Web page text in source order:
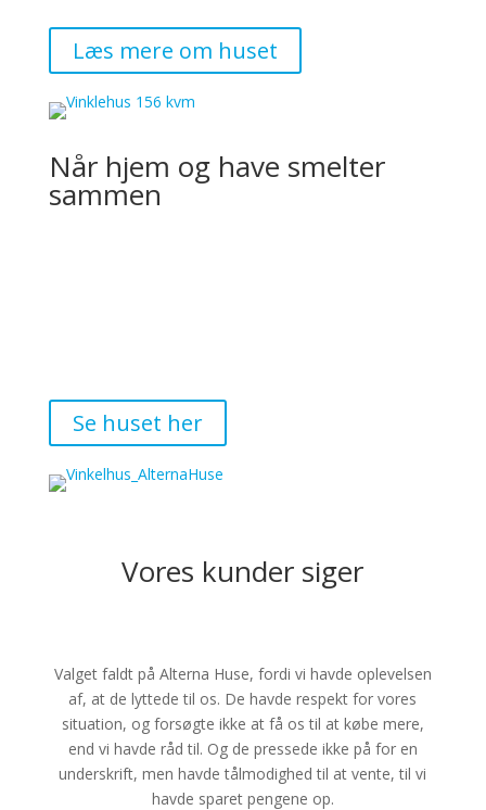
Læs mere om huset
Når hjem og have smelter
sammen
Se huset her
Vores kunder siger
Valget faldt på Alterna Huse, fordi vi havde oplevelsen
af, at de lyttede til os. De havde respekt for vores
situation, og forsøgte ikke at få os til at købe mere,
end vi havde råd til. Og de pressede ikke på for en
underskrift, men havde tålmodighed til at vente, til vi
havde sparet pengene op.